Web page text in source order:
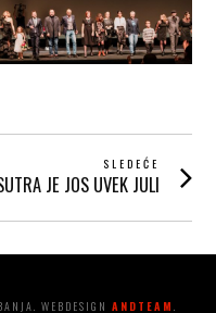
SLEDEĆE
Next
JE JOS UVEK JULI
WEBDESIGN ANDTEAM